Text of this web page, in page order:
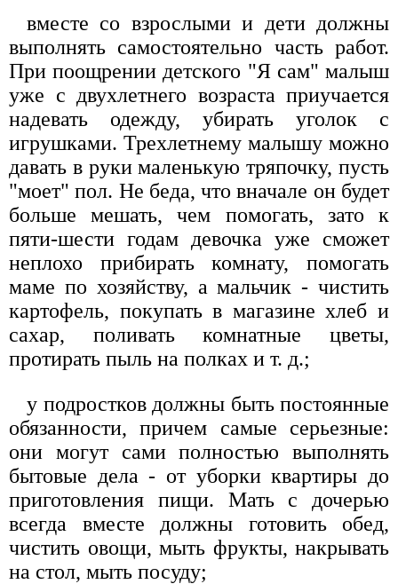
вместе со взрослыми и дети должны
выполнять самостоятельно часть работ.
При поощрении детского "Я сам" малыш
уже с двухлетнего возраста приучается
надевать одежду, убирать уголок с
игрушками. Трехлетнему малышу можно
давать в руки маленькую тряпочку, пусть
"моет" пол. Не беда, что вначале он будет
больше мешать, чем помогать, зато к
пяти-шести годам девочка уже сможет
неплохо прибирать комнату, помогать
маме по хозяйству, а мальчик - чистить
картофель, покупать в магазине хлеб и
сахар, поливать комнатные цветы,
протирать пыль на полках и т. д.;
у подростков должны быть постоянные
обязанности, причем самые серьезные:
они могут сами полностью выполнять
бытовые дела - от уборки квартиры до
приготовления пищи. Мать с дочерью
всегда вместе должны готовить обед,
чистить овощи, мыть фрукты, накрывать
на стол, мыть посуду;